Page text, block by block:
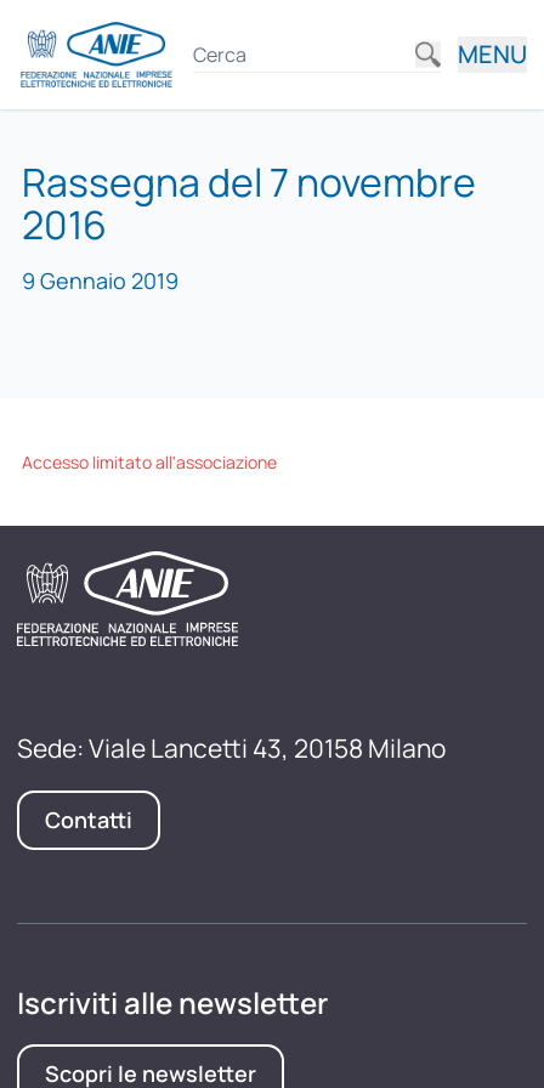
MENU
Rassegna del 7 novembre
2016
9 Gennaio 2019
Accesso limitato all'associazione
Sede: Viale Lancetti 43, 20158 Milano
Contatti
Iscriviti alle newsletter
Scopri le newsletter